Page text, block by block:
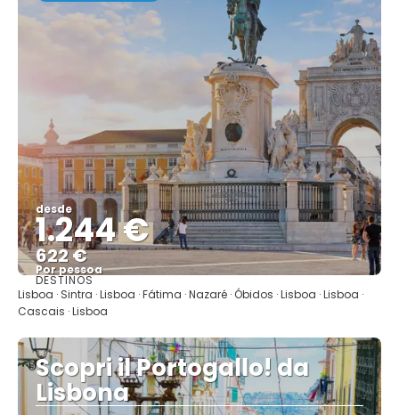
desde
1.244 €
622 €
Por pessoa
Mostrar
DESTINOS
Lisboa · Sintra · Lisboa · Fátima · Nazaré · Óbidos · Lisboa · Lisboa ·
Cascais · Lisboa
Scopri il Portogallo! da
Lisbona